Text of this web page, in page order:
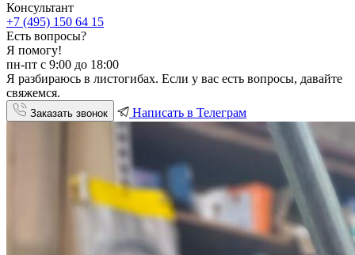
Консультант
+7 (495) 150 64 15
Есть вопросы?
Я помогу!
пн-пт с 9:00 до 18:00
Я разбираюсь в листогибах. Если у вас есть вопросы, давайте
свяжемся.
Заказать звонок Написать в Телеграм